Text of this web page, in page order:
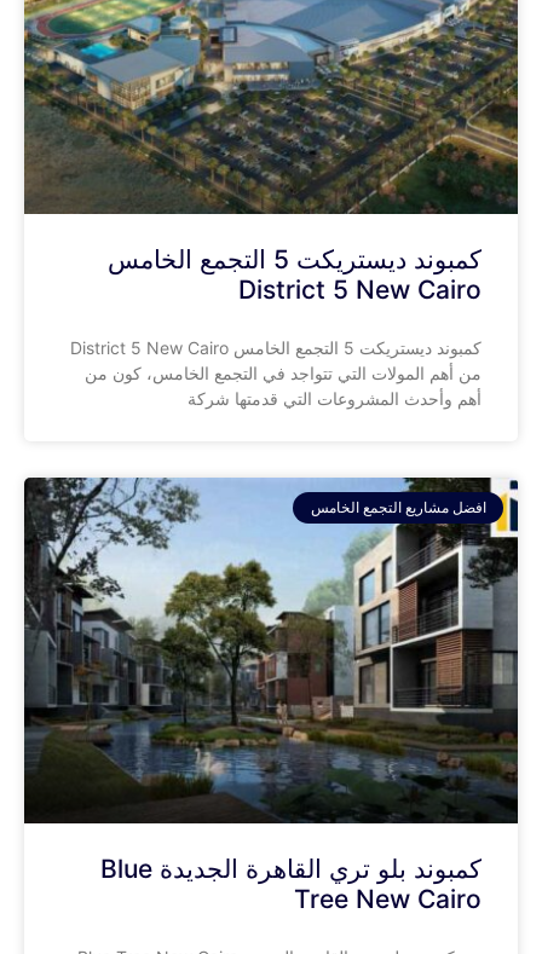
كمبوند ديستريكت 5 التجمع الخامس
District 5 New Cairo
كمبوند ديستريكت 5 التجمع الخامس District 5 New Cairo
من أهم المولات التي تتواجد في التجمع الخامس، كون من
أهم وأحدث المشروعات التي قدمتها شركة
افضل مشاريع التجمع الخامس
كمبوند بلو تري القاهرة الجديدة Blue
Tree New Cairo